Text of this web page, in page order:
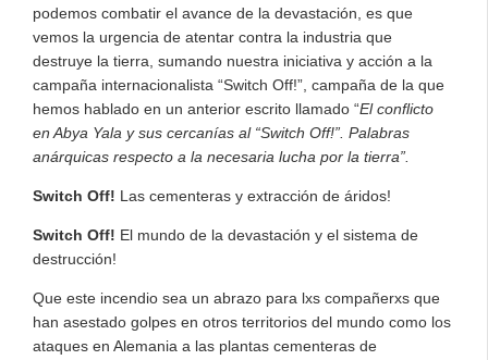
podemos combatir el avance de la devastación, es que
vemos la urgencia de atentar contra la industria que
destruye la tierra, sumando nuestra iniciativa y acción a la
campaña internacionalista “Switch Off!”, campaña de la que
hemos hablado en un anterior escrito llamado “El conflicto
en Abya Yala y sus cercanías al “Switch Off!”. Palabras
anárquicas respecto a la necesaria lucha por la tierra”.
Switch Off! Las cementeras y extracción de áridos!
Switch Off! El mundo de la devastación y el sistema de
destrucción!
Que este incendio sea un abrazo para lxs compañerxs que
han asestado golpes en otros territorios del mundo como los
ataques en Alemania a las plantas cementeras de